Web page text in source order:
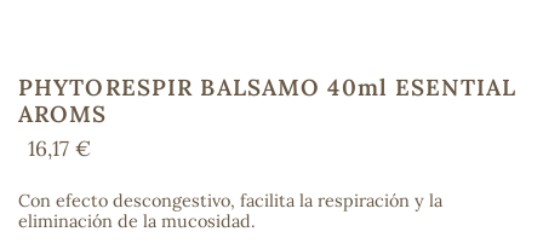
PHYTORESPIR BALSAMO 40ml ESENTIAL
AROMS
16,17 €
Con efecto descongestivo, facilita la respiración y la
eliminación de la mucosidad.